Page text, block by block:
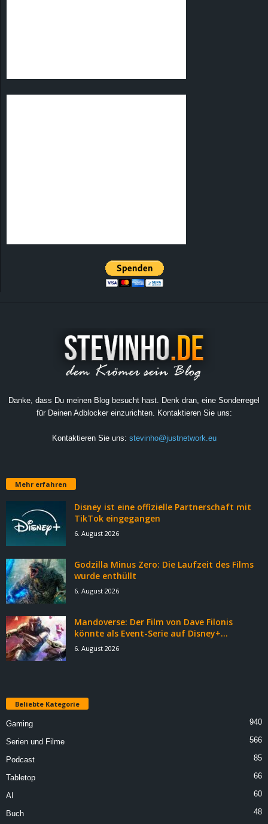
Danke, dass Du meinen Blog besucht hast. Denk dran, eine Sonderregel
für Deinen Adblocker einzurichten. Kontaktieren Sie uns:
Kontaktieren Sie uns: stevinho@justnetwork.eu
Mehr erfahren
Disney ist eine offizielle Partnerschaft mit
TikTok eingegangen
6. August 2026
Godzilla Minus Zero: Die Laufzeit des Films
wurde enthüllt
6. August 2026
Mandoverse: Der Film von Dave Filonis
könnte als Event-Serie auf Disney+...
6. August 2026
Beliebte Kategorie
Gaming 940
Serien und Filme 566
Podcast 85
Tabletop 66
AI 60
Buch 48